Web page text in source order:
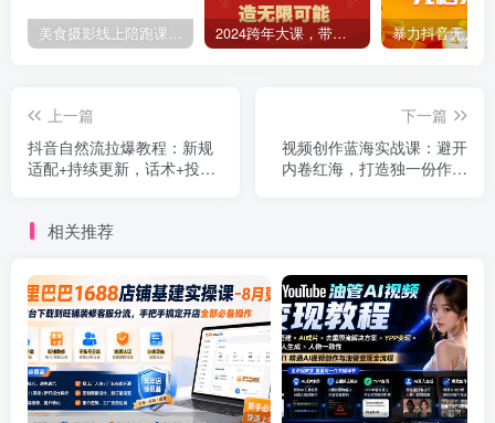
美食摄影线上陪跑课，美食短视频拍摄教程 2024跨年大课，​带你洞察趋势，布局好2024年，创造无限可能
上一篇
抖音自然流拉爆教程：新规
适配+持续更新，话术+投放
下一篇
视频创作蓝海实战课：避开
内卷红海，打造独一份作品
相关推荐